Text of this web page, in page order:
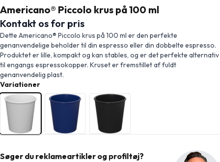
Americano® Piccolo krus på 100 ml
Kontakt os for pris
Dette Americano® Piccolo krus på 100 ml er den perfekte
genanvendelige beholder til din espresso eller din dobbelte espresso.
Produktet er lille, kompakt og kan stables, og er det perfekte alternativ
til engangs espressokopper. Kruset er fremstillet af fuldt
genanvendelig plast.
Variationer
Søger du reklameartikler og profiltøj?